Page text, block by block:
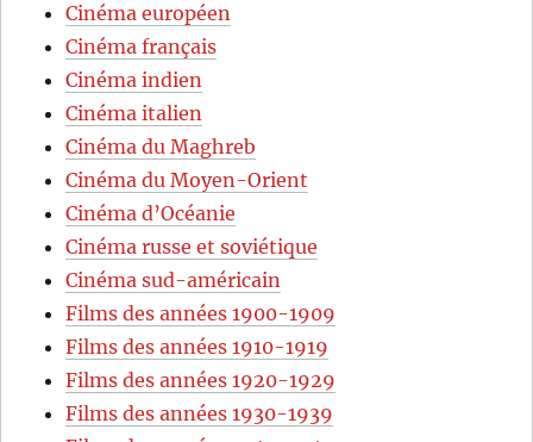
Cinéma européen
Cinéma français
Cinéma indien
Cinéma italien
Cinéma du Maghreb
Cinéma du Moyen-Orient
Cinéma d’Océanie
Cinéma russe et soviétique
Cinéma sud-américain
Films des années 1900-1909
Films des années 1910-1919
Films des années 1920-1929
Films des années 1930-1939